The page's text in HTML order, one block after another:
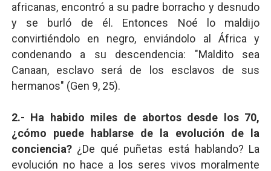
africanas, encontró a su padre borracho y desnudo
y se burló de él. Entonces Noé lo maldijo
convirtiéndolo en negro, enviándolo al África y
condenando a su descendencia: "Maldito sea
Canaan, esclavo será de los esclavos de sus
hermanos" (Gen 9, 25).
2.- Ha habido miles de abortos desde los 70,
¿cómo puede hablarse de la evolución de la
conciencia? ¿De qué puñetas está hablando? La
evolución no hace a los seres vivos moralmente